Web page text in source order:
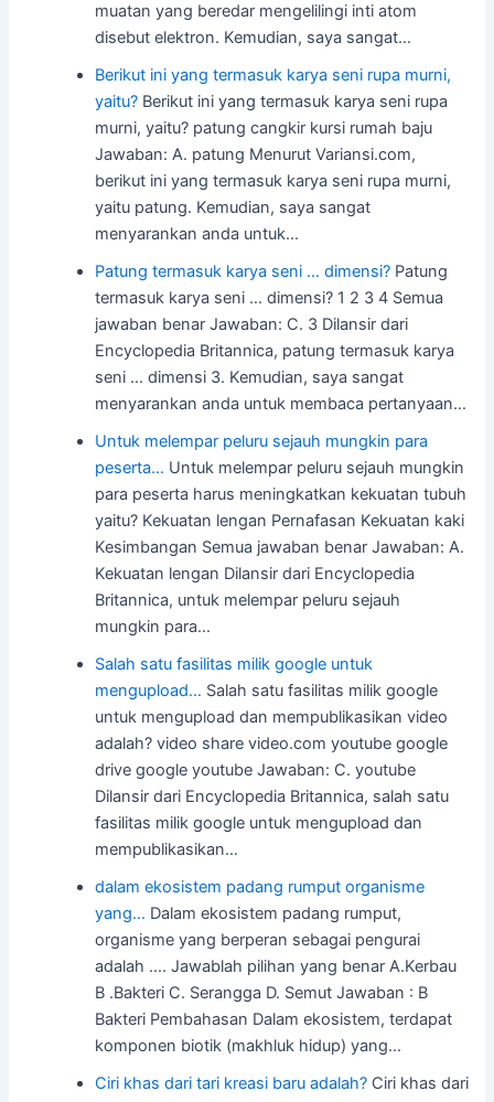
muatan yang beredar mengelilingi inti atom
disebut elektron. Kemudian, saya sangat…
Berikut ini yang termasuk karya seni rupa murni,
yaitu? Berikut ini yang termasuk karya seni rupa
murni, yaitu? patung cangkir kursi rumah baju
Jawaban: A. patung Menurut Variansi.com,
berikut ini yang termasuk karya seni rupa murni,
yaitu patung. Kemudian, saya sangat
menyarankan anda untuk…
Patung termasuk karya seni … dimensi? Patung
termasuk karya seni … dimensi? 1 2 3 4 Semua
jawaban benar Jawaban: C. 3 Dilansir dari
Encyclopedia Britannica, patung termasuk karya
seni … dimensi 3. Kemudian, saya sangat
menyarankan anda untuk membaca pertanyaan…
Untuk melempar peluru sejauh mungkin para
peserta… Untuk melempar peluru sejauh mungkin
para peserta harus meningkatkan kekuatan tubuh
yaitu? Kekuatan lengan Pernafasan Kekuatan kaki
Kesimbangan Semua jawaban benar Jawaban: A.
Kekuatan lengan Dilansir dari Encyclopedia
Britannica, untuk melempar peluru sejauh
mungkin para…
Salah satu fasilitas milik google untuk
mengupload… Salah satu fasilitas milik google
untuk mengupload dan mempublikasikan video
adalah? video share video.com youtube google
drive google youtube Jawaban: C. youtube
Dilansir dari Encyclopedia Britannica, salah satu
fasilitas milik google untuk mengupload dan
mempublikasikan…
dalam ekosistem padang rumput organisme
yang… Dalam ekosistem padang rumput,
organisme yang berperan sebagai pengurai
adalah .... Jawablah pilihan yang benar A.Kerbau
B .Bakteri C. Serangga D. Semut Jawaban : B
Bakteri Pembahasan Dalam ekosistem, terdapat
komponen biotik (makhluk hidup) yang…
Ciri khas dari tari kreasi baru adalah? Ciri khas dari